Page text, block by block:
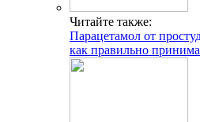
Читайте также:
Парацетамол от
как правильно